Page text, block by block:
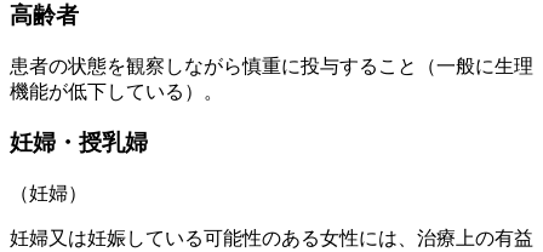
高齢者
患者の状態を観察しながら慎重に投与すること（一般に生理
機能が低下している）。
妊婦・授乳婦
（妊婦）
妊婦又は妊娠している可能性のある女性には、治療上の有益